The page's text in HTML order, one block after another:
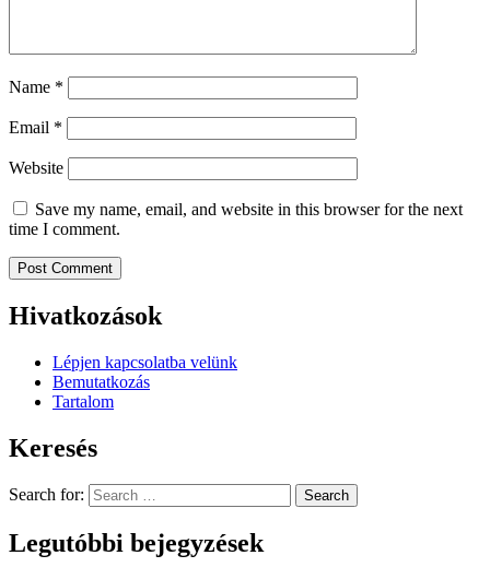
Name *
Email *
Website
Save my name, email, and website in this browser for the next
time I comment.
Hivatkozások
Lépjen kapcsolatba velünk
Bemutatkozás
Tartalom
Keresés
Search for:
Legutóbbi bejegyzések